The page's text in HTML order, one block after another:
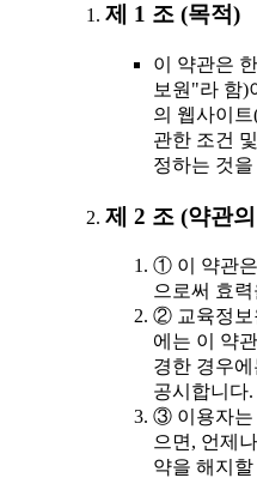
제 1 조 (목적)
이 약관은
보원"라 함)
의 웹사이
관한 조건
정하는 것
제 2 조 (약관
① 이 약관
으로써 효
② 교육정보
에는 이 약
경한 경우
공시합니다.
③ 이용자는
으면, 언제
약을 해지